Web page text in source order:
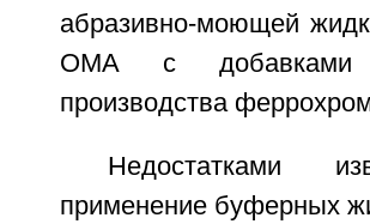
абразивно-моющей
ОМА с добавками
производства
Недостатками
применение буферных